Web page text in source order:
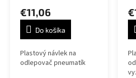
€11,06
Do košíka
Plastový návlek na
odlepovač pneumatík